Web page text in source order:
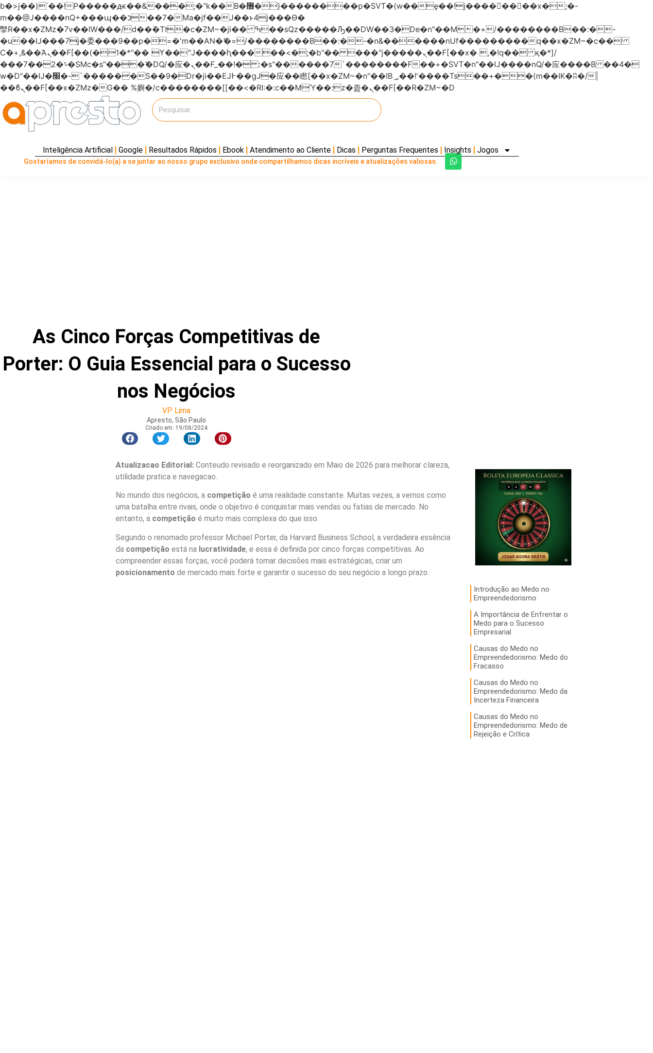
b�>j��)΄��!P�����ԫ��&���;�"k��B�޶�}��������p�SVT�(w��ę��!j��������x�;�-
m��@J����nQ+���պ��כ��7�Ma�jf��J��ͱ4j���Ѳ�
撆R��x�ZMz�7v��IW���/d��ٞ�Тז�c�ZM~�ji�� ߒ��sQz�����Ԡ��DW��3�De�n"��M�+/��������B��:�-
�u��IJ���7j�委���9��p�=�'m��AN�ޭ�=/��������B��:�-�n&������nUf���������q��x�ZM~�c��
Ϲ�+,&��Ὰܢ��F[��(�1�*"�� ϒ��"J����ԧ�����<�;�b"�� ���"j�����ܢ��F[��x� ,�!q�� қ�*]/
���؝�2��7�SMc�s"���ޭ�DQ/�应�ܢ��F_��!� :�s"������7`��������F��+�SVT�n"��IJ����nQ/�应����B ��4�
w�D"��IJ�׭�-`������S��9�Dr�ji��EJ߅��gJ�应��矁[��x�ZM~�n"��IB؃��!'����Тѕ��+��(m��IK�ʭ�/|
��ϐܢ��F[��x�ZMz�G�� %嬩�/c��������[[��<�RI:�:c��MΎ��:z�졾�ܢ��F[��R�ZM~�D
Inteligência Artificial Google Resultados Rápidos Ebook Atendimento ao Cliente Dicas Perguntas Frequentes Insights Jogos
Gostaríamos de convidá-lo(a) a se juntar ao nosso grupo exclusivo onde compartilhamos dicas incríveis e atualizações valiosas.
As Cinco Forças Competitivas de
Porter: O Guia Essencial para o Sucesso
nos Negócios
VP Lima
Apresto, São Paulo
Criado em: 19/08/2024
Atualizacao Editorial:Conteudo revisado e reorganizado em Maio de 2026 para melhorar clareza,
utilidade pratica e navegacao.
No mundo dos negócios, a competição é uma realidade constante. Muitas vezes, a vemos como
uma batalha entre rivais, onde o objetivo é conquistar mais vendas ou fatias de mercado. No
entanto, a competição é muito mais complexa do que isso.
Segundo o renomado professor Michael Porter, da Harvard Business School, a verdadeira essência
da competição está na lucratividade, e essa é definida por cinco forças competitivas. Ao
compreender essas forças, você poderá tomar decisões mais estratégicas, criar um
posicionamento de mercado mais forte e garantir o sucesso do seu negócio a longo prazo.
Introdução ao Medo no
Empreendedorismo
A Importância de Enfrentar o
Medo para o Sucesso
Empresarial
Causas do Medo no
Empreendedorismo: Medo do
Fracasso
Causas do Medo no
Empreendedorismo: Medo da
Incerteza Financeira
Causas do Medo no
Empreendedorismo: Medo de
Rejeição e Crítica